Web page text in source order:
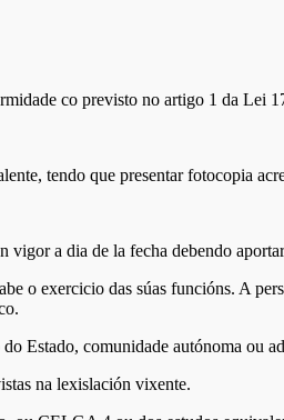
co previsto no artigo 1 da Lei
tendo que presentar fotocopia
a dia de la fecha debendo
o exercicio das súas funcións. A
Estado, comunidade autónoma ou
na lexislación vixente.